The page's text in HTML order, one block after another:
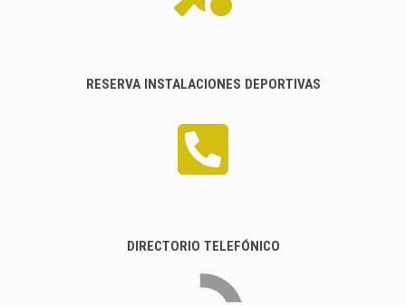
RESERVA INSTALACIONES DEPORTIVAS
DIRECTORIO TELEFÓNICO